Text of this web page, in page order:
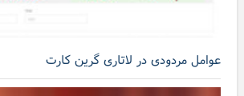
عوامل مردودی در لاتاری گرین کارت